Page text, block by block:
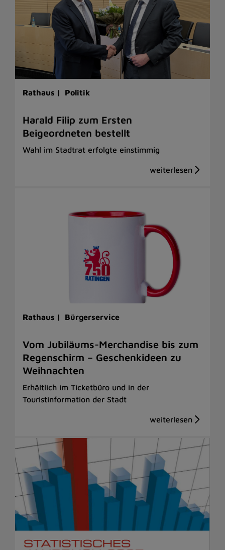
Rathaus | Politik
Harald Filip zum Ersten
Beigeordneten bestellt
Wahl im Stadtrat erfolgte einstimmig
Rathaus | Bürgerservice
Vom Jubiläums-Merchandise bis zum
Regenschirm – Geschenkideen zu
Weihnachten
Erhältlich im Ticketbüro und in der
Touristinformation der Stadt